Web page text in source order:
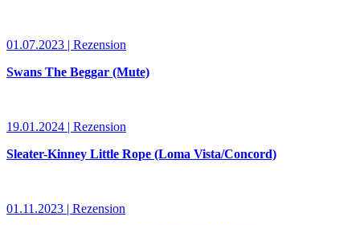
01.07.2023 | Rezension
Swans The Beggar (Mute)
19.01.2024 | Rezension
Sleater-Kinney Little Rope (Loma Vista/Concord)
01.11.2023 | Rezension